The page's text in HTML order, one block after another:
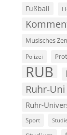
Fußball
Musisches
Polizei
RUB
Ruhr-
Ruhr-
Sport